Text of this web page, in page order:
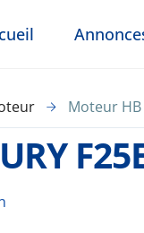
Moteur HB